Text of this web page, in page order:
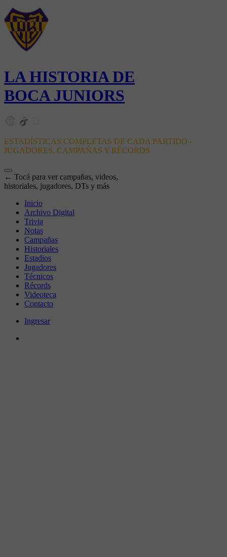
LA HISTORIA DE
BOCA JUNIORS
ESTADÍSTICAS COMPLETAS DE CADA PARTIDO -
JUGADORES, CAMPAÑAS Y RÉCORDS
← Tocá para ver campañas, videos,
historiales, jugadores, DTs y más
Inicio
Archivo Digital
Trivia
Notas
Campañas
Historiales
Estadios
Jugadores
Técnicos
Récords
Videoteca
Contacto
Ingresar